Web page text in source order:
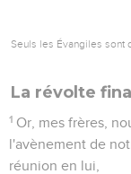
Seuls les Évangiles sont
La révolte
1 Or, mes frères,
l'avènement de
réunion en lui,